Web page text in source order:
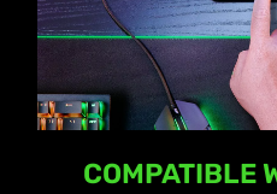
COMPATIBLE